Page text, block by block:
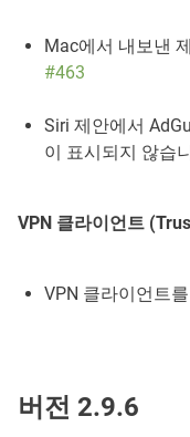
Mac에서 내보낸
#463
Siri 제안에서
이 표시되지 않습
VPN 클라이언트
VPN 클라이언트
버전 2.9.6